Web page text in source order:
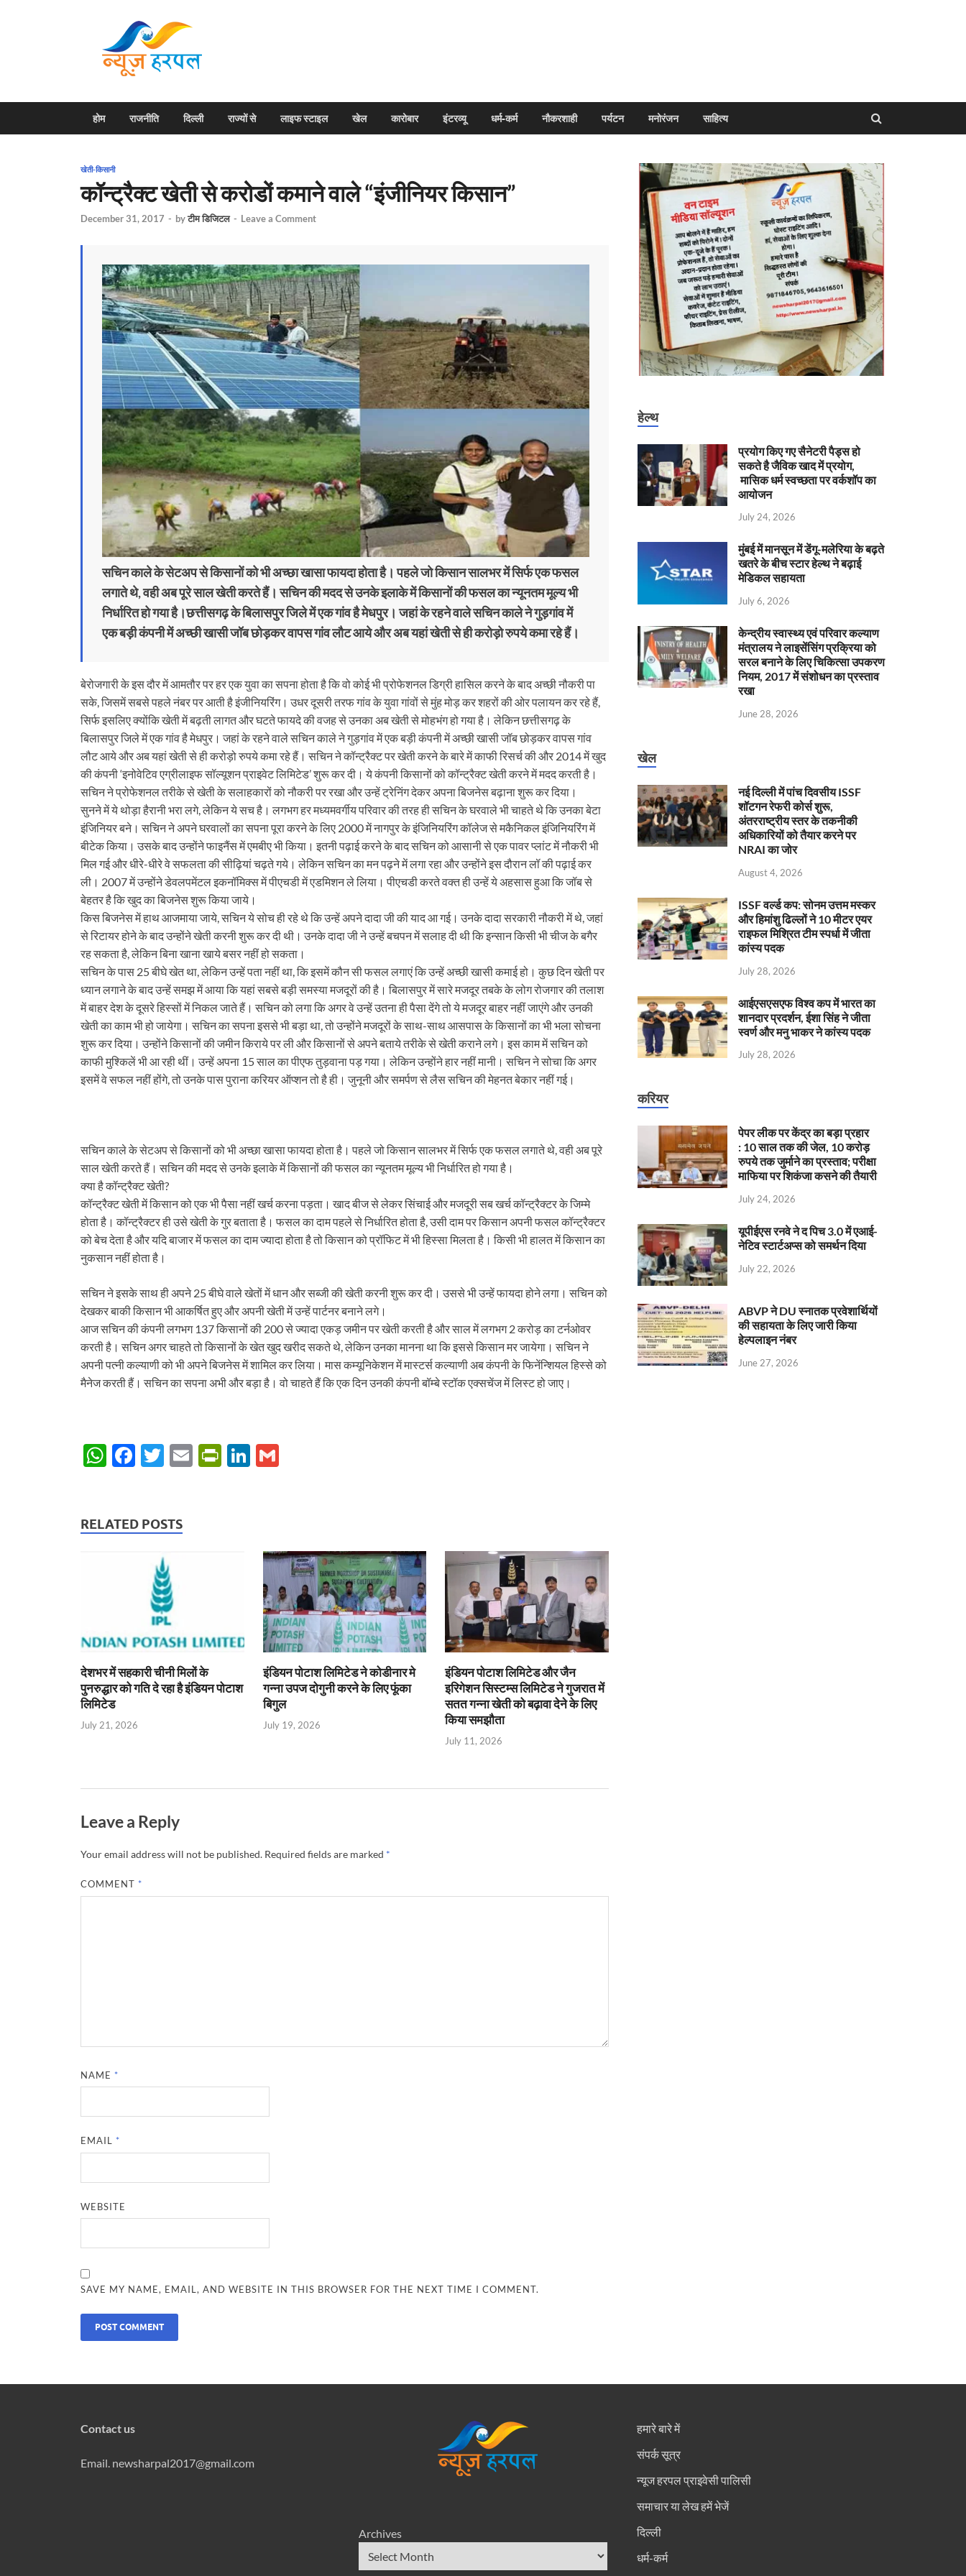
होम राजनीति दिल्ली राज्यों से लाइफ स्टाइल खेल कारोबार इंटरव्यू धर्म-कर्म नौकरशाही पर्यटन मनोरंजन साहित्य
खेती-किसानी
कॉन्ट्रैक्ट खेती से करोडों कमाने वाले “इंजीनियर किसान”
December 31, 2017 - byटीम डिजिटल - Leave a Comment
सचिन काले के सेटअप से किसानों को भी अच्छा खासा फायदा होता है। पहले जो किसान सालभर में सिर्फ एक फसल
लगाते थे, वही अब पूरे साल खेती करते हैं। सचिन की मदद से उनके इलाके में किसानों की फसल का न्यूनतम मूल्य भी
निर्धारित हो गया है।छत्तीसगढ़ के बिलासपुर जिले में एक गांव है मेधपुर। जहां के रहने वाले सचिन काले ने गुड़गांव में
एक बड़ी कंपनी में अच्छी खासी जॉब छोड़कर वापस गांव लौट आये और अब यहां खेती से ही करोड़ो रुपये कमा रहे हैं।
बेरोजगारी के इस दौर में आमतौर पर हर एक युवा का सपना होता है कि वो कोई भी प्रोफेशनल डिग्री हासिल करने के बाद अच्छी नौकरी पा
सके, जिसमें सबसे पहले नंबर पर आती है इंजीनियरिंग। उधर दूसरी तरफ गांव के युवा गांवों से मुंह मोड़ कर शहरों की ओर पलायन कर रहे हैं,
सिर्फ इसलिए क्योंकि खेती में बढ़ती लागत और घटते फायदे की वजह से उनका अब खेती से मोहभंग हो गया है। लेकिन छत्तीसगढ़ के
बिलासपुर जिले में एक गांव है मेधपुर। जहां के रहने वाले सचिन काले ने गुड़गांव में एक बड़ी कंपनी में अच्छी खासी जॉब छोड़कर वापस गांव
लौट आये और अब यहां खेती से ही करोड़ो रुपये कमा रहे हैं। सचिन ने कॉन्ट्रैक्ट पर खेती करने के बारे में काफी रिसर्च की और 2014 में खुद
की कंपनी ‘इनोवेटिव एग्रीलाइफ सॉल्यूशन प्राइवेट लिमिटेड’ शुरू कर दी। ये कंपनी किसानों को कॉन्ट्रैक्ट खेती करने में मदद करती है।
सचिन ने प्रोफेशनल तरीके से खेती के सलाहकारों को नौकरी पर रखा और उन्हें ट्रेनिंग देकर अपना बिजनेस बढ़ाना शुरू कर दिया।
सुनने में ये थोड़ा हैरानी भरा लगे, लेकिन ये सच है। लगभग हर मध्यमवर्गीय परिवार की तरह ही सचिन के घरवाले भी चाहते थे कि उनका बेटा
इंजिनियर बने। सचिन ने अपने घरवालों का सपना पूरा करने के लिए 2000 में नागपुर के इंजिनियरिंग कॉलेज से मकैनिकल इंजिनियरिंग में
बीटेक किया। उसके बाद उन्होंने फाइनैंस में एमबीए भी किया। इतनी पढ़ाई करने के बाद सचिन को आसानी से एक पावर प्लांट में नौकरी भी
मिल गई और धीरे-धीरे वे सफलता की सीढ़ियां चढ़ते गये। लेकिन सचिन का मन पढ़ने में लगा रहा और उन्होंने इस दौरान लॉ की पढ़ाई कर
ली। 2007 में उन्होंने डेवलपमेंटल इकनॉमिक्स में पीएचडी में एडमिशन ले लिया। पीएचडी करते वक्त ही उन्हें ये अहसास हुआ कि जॉब से
बेहतर है कि खुद का बिजनेस शुरू किया जाये।
किस बिजनेस में हाथ आजमाया जाये, सचिन ये सोच ही रहे थे कि उन्हें अपने दादा जी की याद आ गई। उनके दादा सरकारी नौकरी में थे, जहां
से रिटायर होने के बाद उन्होंने खेती करनी शुरू कर दी थी। उनके दादा जी ने उन्हें बचपन में सलाह दी थी कि इन्सान किसी भी चीज के बगैर
रह सकता है, लेकिन बिना खाना खाये बसर नहीं हो सकता।
सचिन के पास 25 बीघे खेत था, लेकिन उन्हें पता नहीं था, कि इसमें कौन सी फसल लगाएं कि उन्हें अच्छी खासी कमाई हो। कुछ दिन खेती पर
ध्यान लगाने के बाद उन्हें समझ में आया कि यहां सबसे बड़ी समस्या मजदूरों की है। बिलासपुर में सारे मजदूर तबके के लोग रोजगार की तलाश
में बाहर देश के दूसरे हिस्सों में निकल जाते हैं। सचिन को लगा कि अगर वे उन्हें उतना ही पैसा देंगे तो ये मजदूर बाहर नहीं जाएंगे और उनकी
खेती का काम भी हो जायेगा। सचिन का सपना इससे भी बड़ा था, तो उन्होंने मजदूरों के साथ-साथ आसपास के किसानों का भी भला सोचना
शुरू कर दिया। उन्होंने किसानों की जमीन किराये पर ली और किसानों से अपने बताये तरीके से खेती कराने लगे। इस काम में सचिन को
काफी मुश्किलें भी आ रही थीं। उन्हें अपना 15 साल का पीएफ तुड़वाना पड़ गया। लेकिन उन्होंने हार नहीं मानी। सचिन ने सोचा कि अगर
इसमें वे सफल नहीं होंगे, तो उनके पास पुराना करियर ऑप्शन तो है ही। जुनूनी और समर्पण से लैस सचिन की मेहनत बेकार नहीं गई।
सचिन काले के सेटअप से किसानों को भी अच्छा खासा फायदा होता है। पहले जो किसान सालभर में सिर्फ एक फसल लगाते थे, वही अब पूरे
साल खेती करते हैं। सचिन की मदद से उनके इलाके में किसानों की फसल का न्यूनतम मूल्य भी निर्धारित हो गया है।
क्या है कॉन्ट्रैक्ट खेती?
कॉन्ट्रैक्ट खेती में किसान को एक भी पैसा नहीं खर्च करना पड़ता। खाद बीज से लेकर सिंचाई और मजदूरी सब खर्च कॉन्ट्रैक्टर के जिम्मे
होता है। कॉन्ट्रैक्टर ही उसे खेती के गुर बताता है। फसल का दाम पहले से निर्धारित होता है, उसी दाम पर किसान अपनी फसल कॉन्ट्रैक्टर
को बेच देता है और यदि बाजार में फसल का दाम ज्यादा होता है तो किसान को प्रॉफिट में भी हिस्सा मिलता है। किसी भी हालत में किसान का
नुकसान नहीं होता है।
सचिन ने इसके साथ ही अपने 25 बीघे वाले खेतों में धान और सब्जी की खेती करनी शुरू कर दी। उससे भी उन्हें फायदा होने लगा। सचिन को
देखकर बाकी किसान भी आकर्षित हुए और अपनी खेती में उन्हें पार्टनर बनाने लगे।
आज सचिन की कंपनी लगभग 137 किसानों की 200 से ज्यादा एकड़ जमीन पर खेती करती है और साल में लगभग 2 करोड़ का टर्नओवर
करती है। सचिन अगर चाहते तो किसानों के खेत खुद खरीद सकते थे, लेकिन उनका मानना था कि इससे किसान मर जायेगा। सचिन ने
अपनी पत्नी कल्याणी को भी अपने बिजनेस में शामिल कर लिया। मास कम्यूनिकेशन में मास्टर्स कल्याणी अब कंपनी के फिनेंन्शियल हिस्से को
मैनेज करती हैं। सचिन का सपना अभी और बड़ा है। वो चाहते हैं कि एक दिन उनकी कंपनी बॉम्बे स्टॉक एक्सचेंज में लिस्ट हो जाए।
W
s
F
b
T
er
E
P
Li
dI
RELATED POSTS
देशभर में सहकारी चीनी मिलों के
पुनरुद्धार को गति दे रहा है इंडियन पोटाश
लिमिटेड
July 21, 2026
इंडियन पोटाश लिमिटेड ने कोडीनार मे
गन्ना उपज दोगुनी करने के लिए फूंका
बिगुल
July 19, 2026
इंडियन पोटाश लिमिटेड और जैन
इरिगेशन सिस्टम्स लिमिटेड ने गुजरात में
सतत गन्ना खेती को बढ़ावा देने के लिए
किया समझौता
July 11, 2026
Leave a Reply
Your email address will not be published. Required fields are marked *
COMMENT *
NAME *
EMAIL *
WEBSITE
SAVE MY NAME, EMAIL, AND WEBSITE IN THIS BROWSER FOR THE NEXT TIME I COMMENT.
हेल्थ
प्रयोग किए गए सैनेटरी पैड्स हो
सकते है जैविक खाद में प्रयोग,
मासिक धर्म स्वच्छता पर वर्कशॉप का
आयोजन
July 24, 2026
मुंबई में मानसून में डेंगू-मलेरिया के बढ़ते
खतरे के बीच स्टार हेल्थ ने बढ़ाई
मेडिकल सहायता
July 6, 2026
केन्‍द्रीय स्वास्थ्य एवं परिवार कल्याण
मंत्रालय ने लाइसेंसिंग प्रक्रिया को
सरल बनाने के लिए चिकित्सा उपकरण
नियम, 2017 में संशोधन का प्रस्ताव
रखा
June 28, 2026
खेल
नई दिल्ली में पांच दिवसीय ISSF
शॉटगन रेफरी कोर्स शुरू,
अंतरराष्ट्रीय स्तर के तकनीकी
अधिकारियों को तैयार करने पर
NRAI का जोर
August 4, 2026
ISSF वर्ल्ड कप: सोनम उत्तम मस्कर
और हिमांशु ढिल्लों ने 10 मीटर एयर
राइफल मिश्रित टीम स्पर्धा में जीता
कांस्य पदक
July 28, 2026
आईएसएसएफ विश्व कप में भारत का
शानदार प्रदर्शन, ईशा सिंह ने जीता
स्वर्ण और मनु भाकर ने कांस्य पदक
July 28, 2026
करियर
पेपर लीक पर केंद्र का बड़ा प्रहार
: 10 साल तक की जेल, 10 करोड़
रुपये तक जुर्माने का प्रस्ताव; परीक्षा
माफिया पर शिकंजा कसने की तैयारी
July 24, 2026
यूपीईएस रनवे ने द पिच 3.0 में एआई-
नेटिव स्टार्टअप्स को समर्थन दिया
July 22, 2026
ABVP ने DU स्नातक प्रवेशार्थियों
की सहायता के लिए जारी किया
हेल्पलाइन नंबर
June 27, 2026
Contact us
Email. newsharpal2017@gmail.com
Archives
हमारे बारे में
संपर्क सूत्र
न्यूज हरपल प्राइवेसी पालिसी
समाचार या लेख हमें भेजें
दिल्ली
धर्म-कर्म